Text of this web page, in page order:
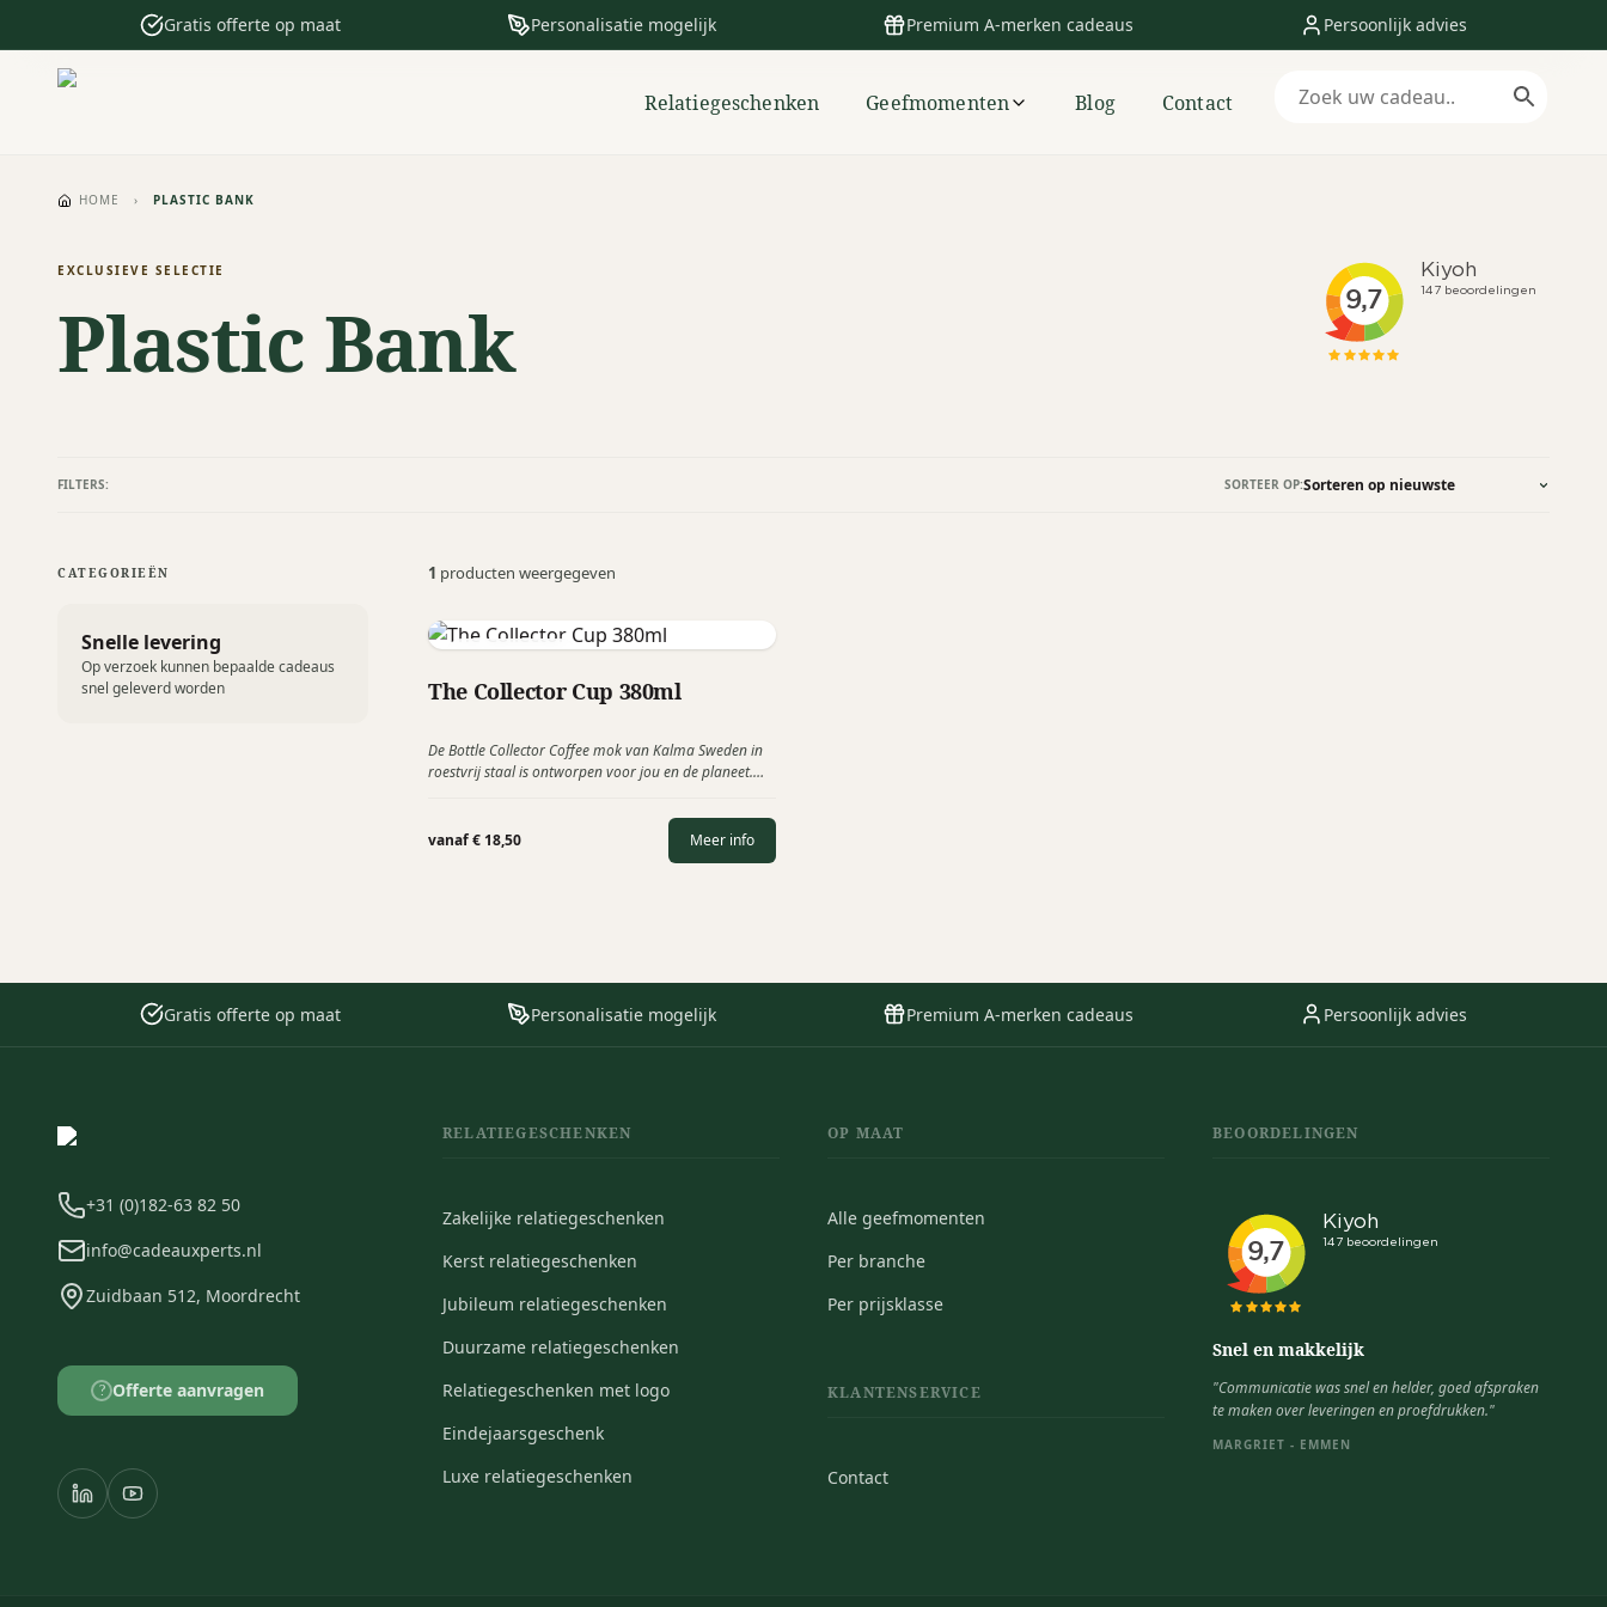
Gratis offerte op maat Personalisatie mogelijk Premium A-merken cadeaus Persoonlijk advies
Relatiegeschenken Geefmomenten Blog Contact
HOME › PLASTIC BANK
EXCLUSIEVE SELECTIE
Plastic Bank
FILTERS: SORTEER OP:
CATEGORIEËN
Snelle levering
Op verzoek kunnen bepaalde cadeaus
snel geleverd worden
1 producten weergegeven
Kalma Sweden
The Collector Cup 380ml
De Bottle Collector Coffee mok van Kalma Sweden in
roestvrij staal is ontworpen voor jou en de planeet.
drankje lang warm houdt, zowel thuis als onderweg.
Leverbaar in 7 verschillende warme kleuren en
geleverd in een mooie cadeauverpakking koker.
vanaf € 18,50 Meer info
Gratis offerte op maat Personalisatie mogelijk Premium A-merken cadeaus Persoonlijk advies
+31 (0)182-63 82 50
info@cadeauxperts.nl
Zuidbaan 512, Moordrecht
? Offerte aanvragen
RELATIEGESCHENKEN
Zakelijke relatiegeschenken
Kerst relatiegeschenken
Jubileum relatiegeschenken
Duurzame relatiegeschenken
Relatiegeschenken met logo
Eindejaarsgeschenk
Luxe relatiegeschenken
OP MAAT
Alle geefmomenten
Per branche
Per prijsklasse
KLANTENSERVICE
Contact
BEOORDELINGEN
Snel en makkelijk
"Communicatie was snel en helder, goed afspraken
te maken over leveringen en proefdrukken."
MARGRIET - EMMEN